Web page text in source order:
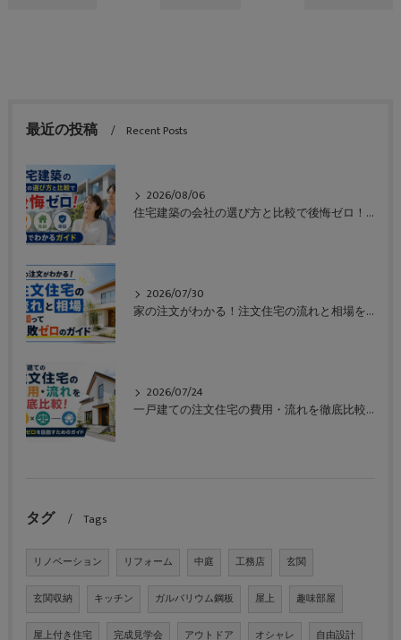
最近の投稿 Recent Posts
2026/08/06
住宅建築の会社の選び方と比較で後悔ゼロ！価格や性能や保証も一目でわかるガイド
2026/07/30
家の注文がわかる！注文住宅の流れと相場を知って失敗ゼロのガイド
2026/07/24
一戸建ての注文住宅の費用・流れを徹底比較！失敗ゼロを目指すためのガイド
タグ Tags
リノベーション リフォーム 中庭 工務店 玄関
玄関収納 キッチン ガルバリウム鋼板 屋上 趣味部屋
屋上付き住宅 完成見学会 アウトドア オシャレ 自由設計